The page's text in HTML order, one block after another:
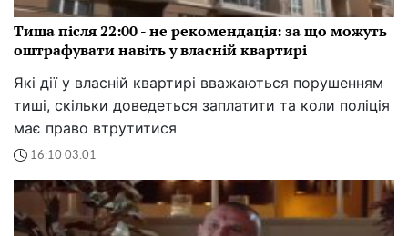
Тиша після 22:00 - не рекомендація: за що можуть
оштрафувати навіть у власній квартирі
Які дії у власній квартирі вважаються порушенням
тиші, скільки доведеться заплатити та коли поліція
має право втрутитися
16:10 03.01